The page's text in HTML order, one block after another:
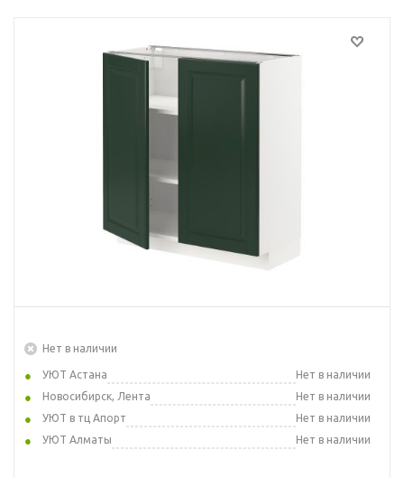
Нет в наличии
УЮТ Астана
Нет в наличии
Новосибирск, Лента
Нет в наличии
УЮТ в тц Апорт
Нет в наличии
УЮТ Алматы
Нет в наличии